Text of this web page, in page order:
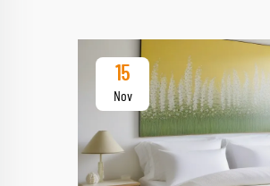
15
Nov